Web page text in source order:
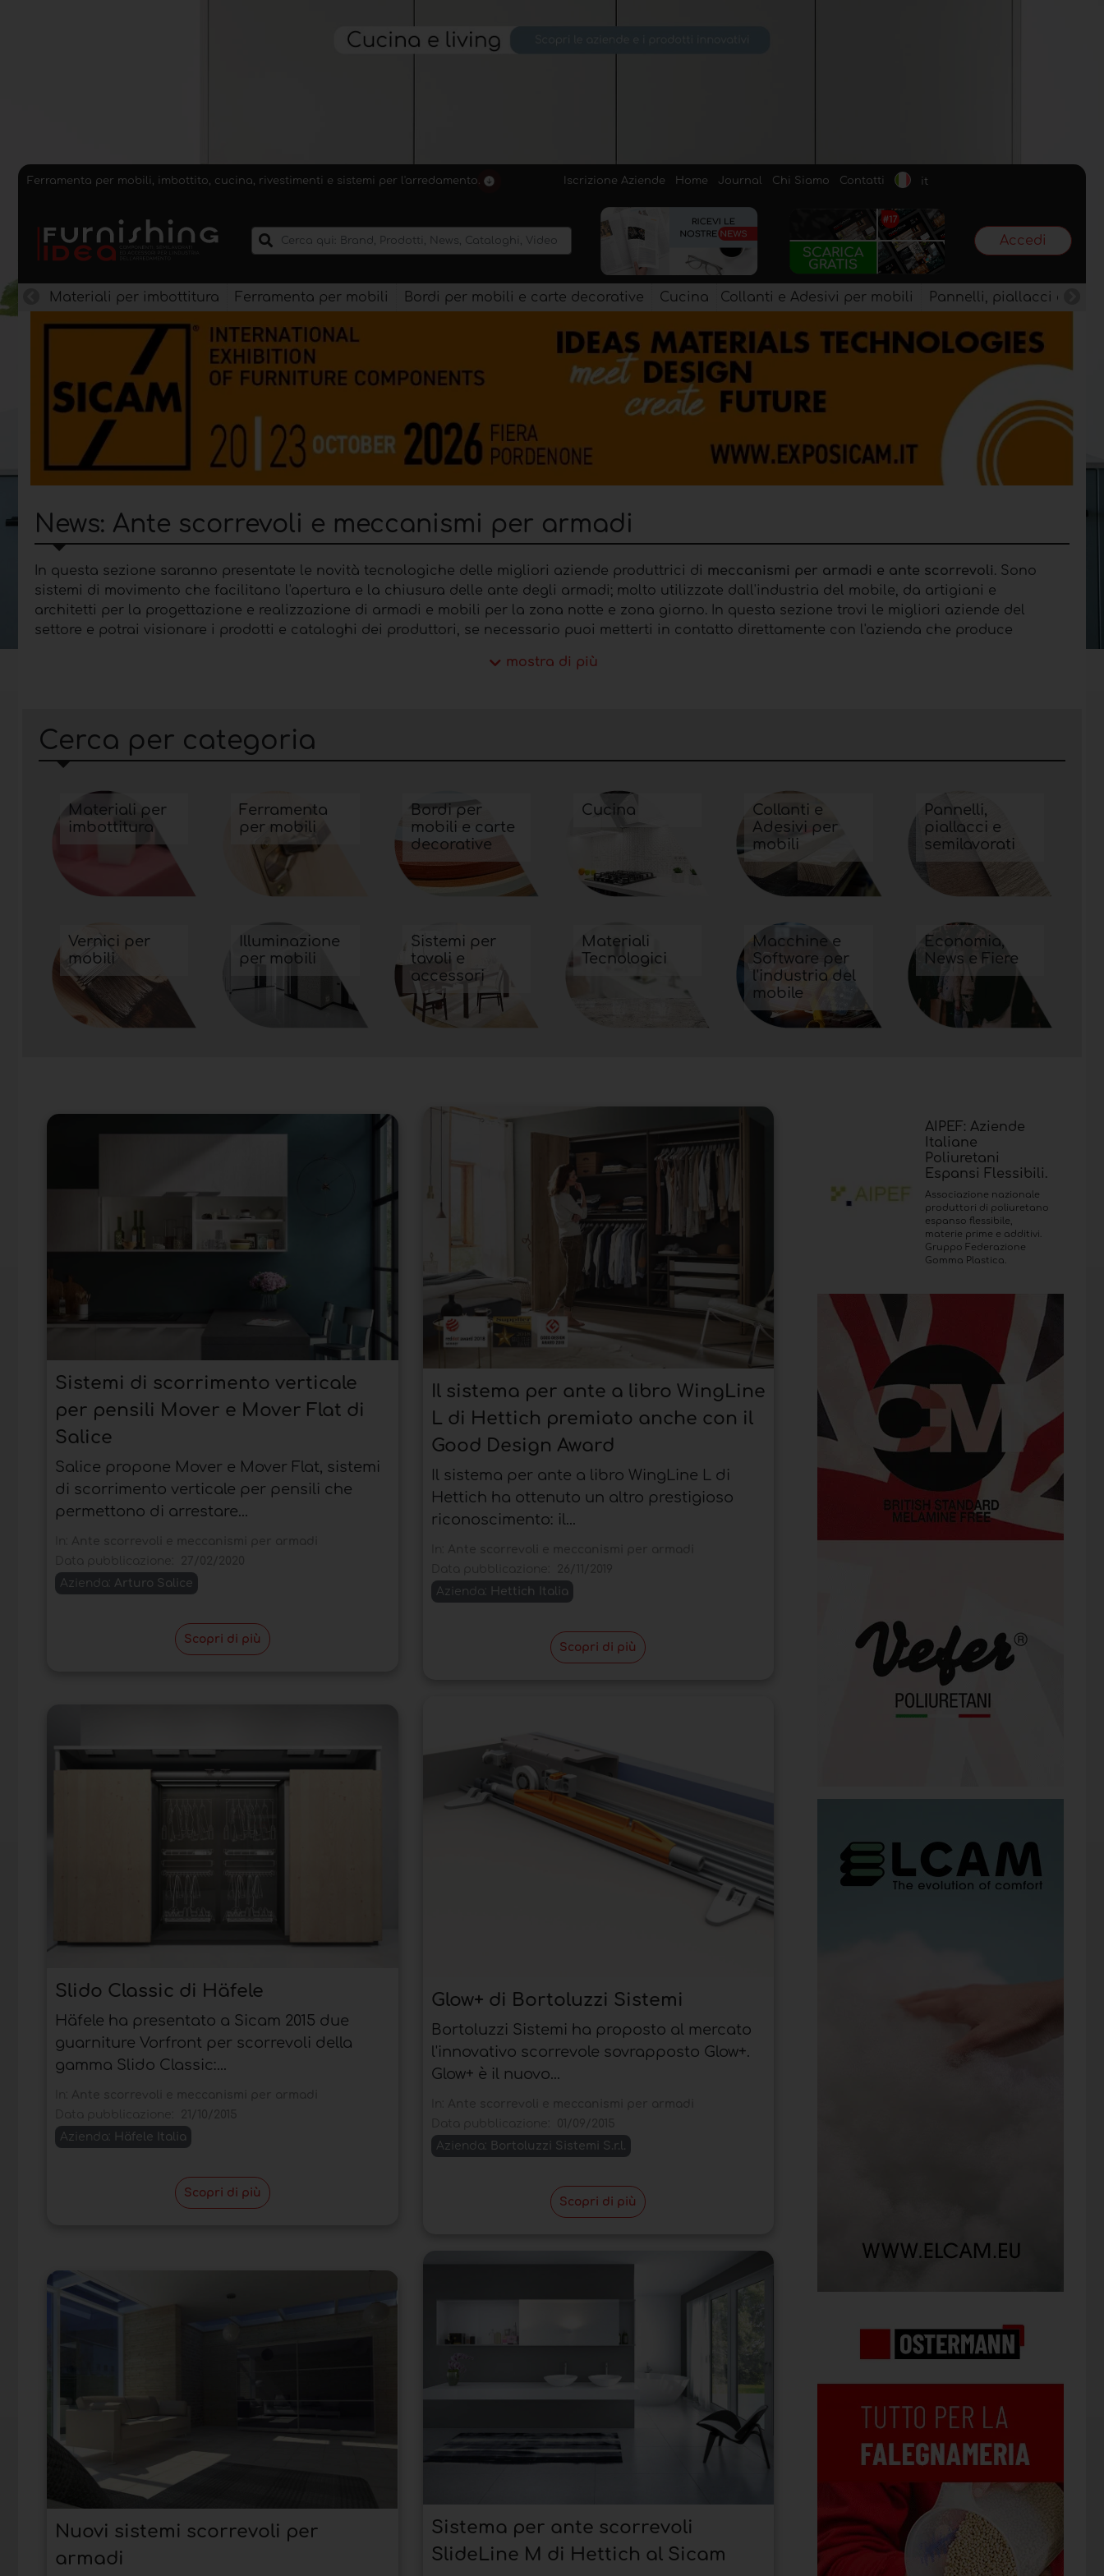
Ferramenta per mobili, imbottito, cucina, rivestimenti e sistemi per l'arredamento. Iscrizione Aziende Home Journal Chi Siamo Contatti it
Accedi
Materiali per imbottitura Ferramenta per mobili Bordi per mobili e carte decorative Cucina Collanti e Adesivi per mobili Pannelli, piallacci e
News: Ante scorrevoli e meccanismi per armadi
In questa sezione saranno presentate le novità tecnologiche delle migliori aziende produttrici di meccanismi per armadi e ante scorrevoli. Sono
sistemi di movimento che facilitano l'apertura e la chiusura delle ante degli armadi; molto utilizzate dall'industria del mobile, da artigiani e
architetti per la progettazione e realizzazione di armadi e mobili per la zona notte e zona giorno. In questa sezione trovi le migliori aziende del
settore e potrai visionare i prodotti e cataloghi dei produttori, se necessario puoi metterti in contatto direttamente con l'azienda che produce
mostra di più
Cerca per categoria
Materiali per
imbottitura
Ferramenta
per mobili
Bordi per
mobili e carte
decorative
Cucina
Collanti e
Adesivi per
mobili
Pannelli,
piallacci e
semilavorati
Vernici per
mobili
Illuminazione
per mobili
Sistemi per
tavoli e
accessori
Materiali
Tecnologici
Macchine e
Software per
l'industria del
mobile
Economia,
News e Fiere
Sistemi di scorrimento verticale
per pensili Mover e Mover Flat di
Salice
Salice propone Mover e Mover Flat, sistemi
di scorrimento verticale per pensili che
permettono di arrestare...
Azienda: Arturo Salice
Scopri di più
Il sistema per ante a libro WingLine
L di Hettich premiato anche con il
Good Design Award
Il sistema per ante a libro WingLine L di
Hettich ha ottenuto un altro prestigioso
riconoscimento: il...
Azienda: Hettich Italia
Scopri di più
Slido Classic di Häfele
Häfele ha presentato a Sicam 2015 due
guarniture Vorfront per scorrevoli della
gamma Slido Classic:...
Azienda: Häfele Italia
Scopri di più
Glow+ di Bortoluzzi Sistemi
Bortoluzzi Sistemi ha proposto al mercato
l'innovativo scorrevole sovrapposto Glow+.
Glow+ è il nuovo...
Azienda: Bortoluzzi Sistemi S.r.l.
Scopri di più
Nuovi sistemi scorrevoli per
armadi
Sistema per ante scorrevoli
SlideLine M di Hettich al Sicam
AIPEF: Aziende
Italiane
Poliuretani
Espansi Flessibili.
Associazione nazionale
produttori di poliuretano
espanso flessibile,
materie prime e additivi.
Gruppo Federazione
Gomma Plastica.